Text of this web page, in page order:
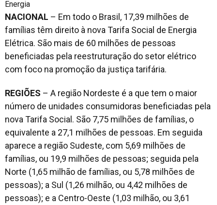
Energia
NACIONAL – Em todo o Brasil, 17,39 milhões de
famílias têm direito à nova Tarifa Social de Energia
Elétrica. São mais de 60 milhões de pessoas
beneficiadas pela reestruturação do setor elétrico
com foco na promoção da justiça tarifária.
REGIÕES – A região Nordeste é a que tem o maior
número de unidades consumidoras beneficiadas pela
nova Tarifa Social. São 7,75 milhões de famílias, o
equivalente a 27,1 milhões de pessoas. Em seguida
aparece a região Sudeste, com 5,69 milhões de
famílias, ou 19,9 milhões de pessoas; seguida pela
Norte (1,65 milhão de famílias, ou 5,78 milhões de
pessoas); a Sul (1,26 milhão, ou 4,42 milhões de
pessoas); e a Centro-Oeste (1,03 milhão, ou 3,61